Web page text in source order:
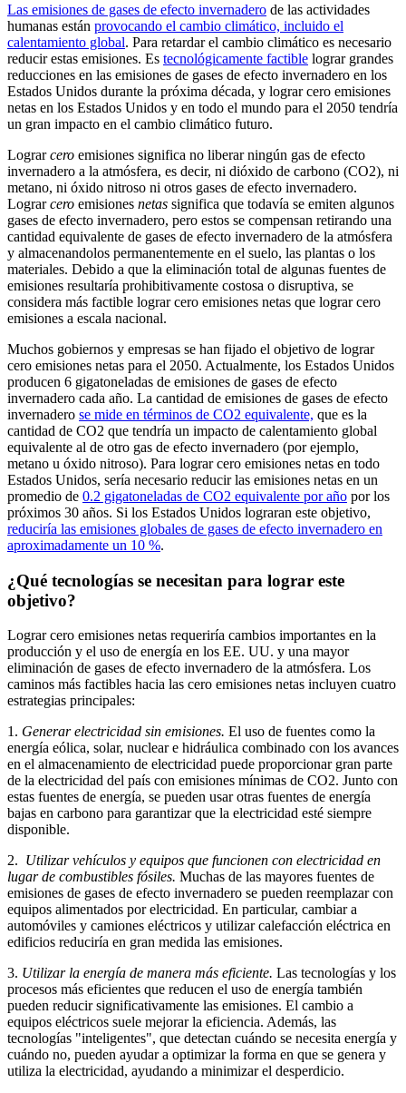
Las emisiones de gases de efecto invernadero de las actividades
humanas están provocando el cambio climático, incluido el
calentamiento global. Para retardar el cambio climático es necesario
reducir estas emisiones. Es tecnológicamente factible lograr grandes
reducciones en las emisiones de gases de efecto invernadero en los
Estados Unidos durante la próxima década, y lograr cero emisiones
netas en los Estados Unidos y en todo el mundo para el 2050 tendría
un gran impacto en el cambio climático futuro.
Lograrcero emisiones significa no liberar ningún gas de efecto
invernadero a la atmósfera, es decir, ni dióxido de carbono (CO2), ni
metano, ni óxido nitroso ni otros gases de efecto invernadero.
Lograrcero emisiones netas significa que todavía se emiten algunos
gases de efecto invernadero, pero estos se compensan retirando una
cantidad equivalente de gases de efecto invernadero de la atmósfera
y almacenandolos permanentemente en el suelo, las plantas o los
materiales. Debido a que la eliminación total de algunas fuentes de
emisiones resultaría prohibitivamente costosa o disruptiva, se
considera más factible lograr cero emisiones netas que lograr cero
emisiones a escala nacional.
Muchos gobiernos y empresas se han fijado el objetivo de lograr
cero emisiones netas para el 2050. Actualmente, los Estados Unidos
producen 6 gigatoneladas de emisiones de gases de efecto
invernadero cada año. La cantidad de emisiones de gases de efecto
invernadero se mide en términos de CO2 equivalente, que es la
cantidad de CO2 que tendría un impacto de calentamiento global
equivalente al de otro gas de efecto invernadero (por ejemplo,
metano u óxido nitroso). Para lograr cero emisiones netas en todo
Estados Unidos, sería necesario reducir las emisiones netas en un
promedio de 0.2 gigatoneladas de CO2 equivalente por año por los
próximos 30 años. Si los Estados Unidos lograran este objetivo,
reduciría las emisiones globales de gases de efecto invernadero en
aproximadamente un 10 %.
¿Qué tecnologías se necesitan para lograr este
objetivo?
Lograr cero emisiones netas requeriría cambios importantes en la
producción y el uso de energía en los EE. UU. y una mayor
eliminación de gases de efecto invernadero de la atmósfera. Los
caminos más factibles hacia las cero emisiones netas incluyen cuatro
estrategias principales:
1. Generar electricidad sin emisiones. El uso de fuentes como la
energía eólica, solar, nuclear e hidráulica combinado con los avances
en el almacenamiento de electricidad puede proporcionar gran parte
de la electricidad del país con emisiones mínimas de CO2. Junto con
estas fuentes de energía, se pueden usar otras fuentes de energía
bajas en carbono para garantizar que la electricidad esté siempre
disponible.
2. Utilizar vehículos y equipos que funcionen con electricidad en
lugar de combustibles fósiles. Muchas de las mayores fuentes de
emisiones de gases de efecto invernadero se pueden reemplazar con
equipos alimentados por electricidad. En particular, cambiar a
automóviles y camiones eléctricos y utilizar calefacción eléctrica en
edificios reduciría en gran medida las emisiones.
3. Utilizar la energía de manera más eficiente. Las tecnologías y los
procesos más eficientes que reducen el uso de energía también
pueden reducir significativamente las emisiones. El cambio a
equipos eléctricos suele mejorar la eficiencia. Además, las
tecnologías "inteligentes", que detectan cuándo se necesita energía y
cuándo no, pueden ayudar a optimizar la forma en que se genera y
utiliza la electricidad, ayudando a minimizar el desperdicio.